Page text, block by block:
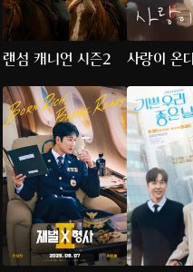
랜섬 캐니언 시즌2 사랑이 온